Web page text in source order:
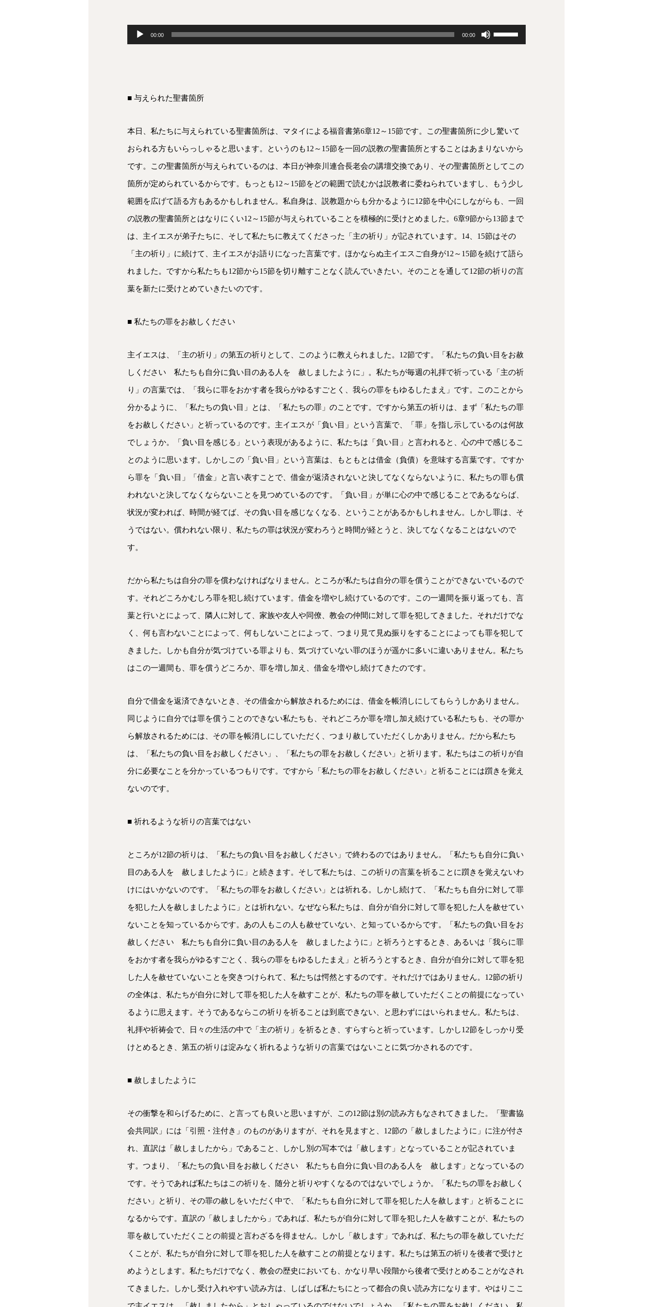
ー
00:00 00:00 ボ
節
に
は
上
下
印
キ
■ 与えられた聖書箇所
本日、私たちに与えられている聖書箇所は、マタイによる福音書第6章12～15節です。この聖書箇所に少し驚いて
おられる方もいらっしゃると思います。というのも12～15節を一回の説教の聖書箇所とすることはあまりないから
です。この聖書箇所が与えられているのは、本日が神奈川連合長老会の講壇交換であり、その聖書箇所としてこの
箇所が定められているからです。もっとも12～15節をどの範囲で読むかは説教者に委ねられていますし、もう少し
範囲を広げて語る方もあるかもしれません。私自身は、説教題からも分かるように12節を中心にしながらも、一回
の説教の聖書箇所とはなりにくい12～15節が与えられていることを積極的に受けとめました。6章9節から13節まで
は、主イエスが弟子たちに、そして私たちに教えてくださった「主の祈り」が記されています。14、15節はその
「主の祈り」に続けて、主イエスがお語りになった言葉です。ほかならぬ主イエスご自身が12～15節を続けて語ら
れました。ですから私たちも12節から15節を切り離すことなく読んでいきたい。そのことを通して12節の祈りの言
葉を新たに受けとめていきたいのです。
■ 私たちの罪をお赦しください
主イエスは、「主の祈り」の第五の祈りとして、このように教えられました。12節です。「私たちの負い目をお赦
しください 私たちも自分に負い目のある人を 赦しましたように」。私たちが毎週の礼拝で祈っている「主の祈
り」の言葉では、「我らに罪をおかす者を我らがゆるすごとく、我らの罪をもゆるしたまえ」です。このことから
分かるように、「私たちの負い目」とは、「私たちの罪」のことです。ですから第五の祈りは、まず「私たちの罪
をお赦しください」と祈っているのです。主イエスが「負い目」という言葉で、「罪」を指し示しているのは何故
でしょうか。「負い目を感じる」という表現があるように、私たちは「負い目」と言われると、心の中で感じるこ
とのように思います。しかしこの「負い目」という言葉は、もともとは借金（負債）を意味する言葉です。ですか
ら罪を「負い目」「借金」と言い表すことで、借金が返済されないと決してなくならないように、私たちの罪も償
われないと決してなくならないことを見つめているのです。「負い目」が単に心の中で感じることであるならば、
状況が変われば、時間が経てば、その負い目を感じなくなる、ということがあるかもしれません。しかし罪は、そ
うではない。償われない限り、私たちの罪は状況が変わろうと時間が経とうと、決してなくなることはないので
す。
だから私たちは自分の罪を償わなければなりません。ところが私たちは自分の罪を償うことができないでいるので
す。それどころかむしろ罪を犯し続けています。借金を増やし続けているのです。この一週間を振り返っても、言
葉と行いとによって、隣人に対して、家族や友人や同僚、教会の仲間に対して罪を犯してきました。それだけでな
く、何も言わないことによって、何もしないことによって、つまり見て見ぬ振りをすることによっても罪を犯して
きました。しかも自分が気づけている罪よりも、気づけていない罪のほうが遥かに多いに違いありません。私たち
はこの一週間も、罪を償うどころか、罪を増し加え、借金を増やし続けてきたのです。
自分で借金を返済できないとき、その借金から解放されるためには、借金を帳消しにしてもらうしかありません。
同じように自分では罪を償うことのできない私たちも、それどころか罪を増し加え続けている私たちも、その罪か
ら解放されるためには、その罪を帳消しにしていただく、つまり赦していただくしかありません。だから私たち
は、「私たちの負い目をお赦しください」、「私たちの罪をお赦しください」と祈ります。私たちはこの祈りが自
分に必要なことを分かっているつもりです。ですから「私たちの罪をお赦しください」と祈ることには躓きを覚え
ないのです。
■ 祈れるような祈りの言葉ではない
ところが12節の祈りは、「私たちの負い目をお赦しください」で終わるのではありません。「私たちも自分に負い
目のある人を 赦しましたように」と続きます。そして私たちは、この祈りの言葉を祈ることに躓きを覚えないわ
けにはいかないのです。「私たちの罪をお赦しください」とは祈れる。しかし続けて、「私たちも自分に対して罪
を犯した人を赦しましたように」とは祈れない。なぜなら私たちは、自分が自分に対して罪を犯した人を赦せてい
ないことを知っているからです。あの人もこの人も赦せていない、と知っているからです。「私たちの負い目をお
赦しください 私たちも自分に負い目のある人を 赦しましたように」と祈ろうとするとき、あるいは「我らに罪
をおかす者を我らがゆるすごとく、我らの罪をもゆるしたまえ」と祈ろうとするとき、自分が自分に対して罪を犯
した人を赦せていないことを突きつけられて、私たちは愕然とするのです。それだけではありません。12節の祈り
の全体は、私たちが自分に対して罪を犯した人を赦すことが、私たちの罪を赦していただくことの前提になってい
るように思えます。そうであるならこの祈りを祈ることは到底できない、と思わずにはいられません。私たちは、
礼拝や祈祷会で、日々の生活の中で「主の祈り」を祈るとき、すらすらと祈っています。しかし12節をしっかり受
けとめるとき、第五の祈りは淀みなく祈れるような祈りの言葉ではないことに気づかされるのです。
■ 赦しましたように
その衝撃を和らげるために、と言っても良いと思いますが、この12節は別の読み方もなされてきました。「聖書協
会共同訳」には「引照・注付き」のものがありますが、それを見ますと、12節の「赦しましたように」に注が付さ
れ、直訳は「赦しましたから」であること、しかし別の写本では「赦します」となっていることが記されていま
す。つまり、「私たちの負い目をお赦しください 私たちも自分に負い目のある人を 赦します」となっているの
です。そうであれば私たちはこの祈りを、随分と祈りやすくなるのではないでしょうか。「私たちの罪をお赦しく
ださい」と祈り、その罪の赦しをいただく中で、「私たちも自分に対して罪を犯した人を赦します」と祈ることに
なるからです。直訳の「赦しましたから」であれば、私たちが自分に対して罪を犯した人を赦すことが、私たちの
罪を赦していただくことの前提と言わざるを得ません。しかし「赦します」であれば、私たちの罪を赦していただ
くことが、私たちが自分に対して罪を犯した人を赦すことの前提となります。私たちは第五の祈りを後者で受けと
めようとします。私たちだけでなく、教会の歴史においても、かなり早い段階から後者で受けとめることがなされ
てきました。しかし受け入れやすい読み方は、しばしば私たちにとって都合の良い読み方になります。やはりここ